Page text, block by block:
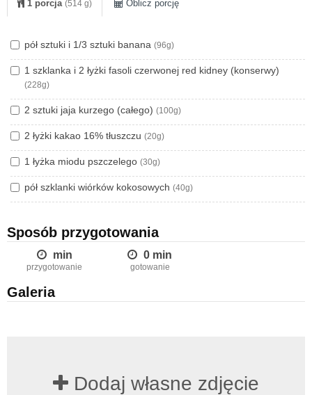
1 porcja (514 g) Oblicz porcję
pół sztuki i 1/3 sztuki banana (96g)
1 szklanka i 2 łyżki fasoli czerwonej red kidney (konserwy)
(228g)
2 sztuki jaja kurzego (całego) (100g)
2 łyżki kakao 16% tłuszczu (20g)
1 łyżka miodu pszczelego (30g)
pół szklanki wiórków kokosowych (40g)
Sposób przygotowania
min
przygotowanie
0 min
gotowanie
Galeria
Dodaj własne zdjęcie